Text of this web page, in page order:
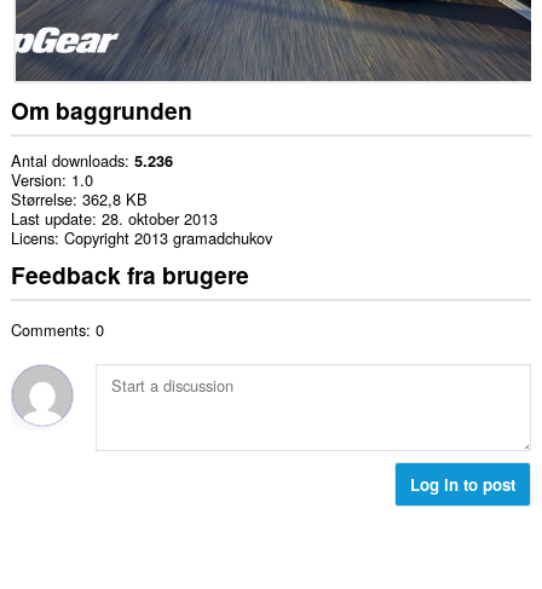
Om baggrunden
Antal downloads 5.236
Version 1.0
Størrelse 362,8 KB
Last update 28. oktober 2013
Licens Copyright 2013 gramadchukov
Feedback fra brugere
Comments: 0
Log in to post